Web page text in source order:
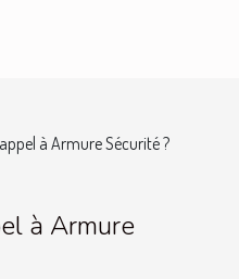
à Armure Sécurité ?
à Armure